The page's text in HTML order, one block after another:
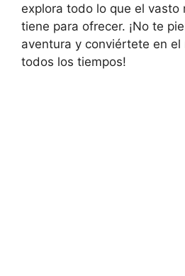
explora todo lo que el vasto
tiene para ofrecer. ¡No te
aventura y conviértete en el
todos los tiempos!